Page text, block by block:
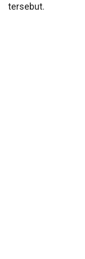
tersebut.